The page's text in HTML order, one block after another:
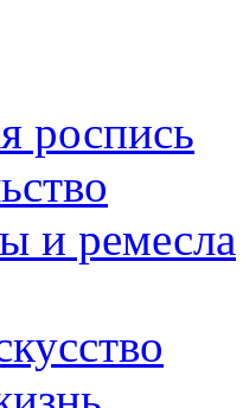
роспись
и ремесла